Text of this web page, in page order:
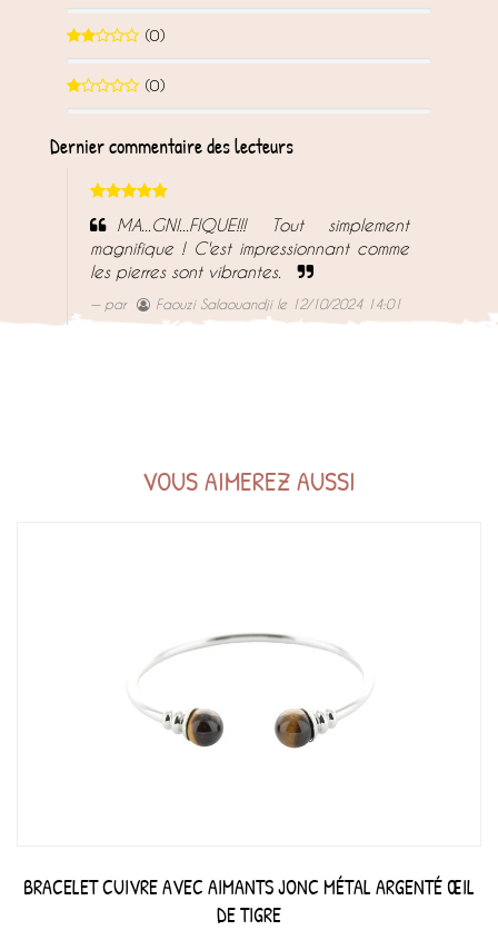
(0)
(0)
Dernier commentaire des lecteurs
MA...GNI...FIQUE!!! Tout simplement
magnifique ! C'est impressionnant comme
les pierres sont vibrantes.
par Faouzi Salaouandji le 12/10/2024 14:01
VOUS AIMEREZ AUSSI
BRACELET CUIVRE AVEC AIMANTS JONC MÉTAL ARGENTÉ ŒIL
DE TIGRE